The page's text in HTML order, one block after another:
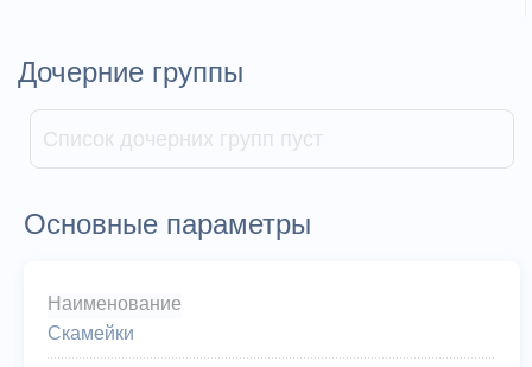
Дочерние группы
Список дочерних групп пуст
Основные параметры
Наименование
Скамейки